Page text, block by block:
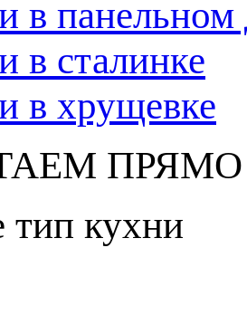
в панельном
в сталинке
в хрущевке
тип кухни